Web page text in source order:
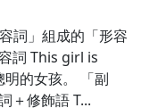
詞」組成的「形容
詞 This girl is
的女孩。 「副
＋修飾語 T...